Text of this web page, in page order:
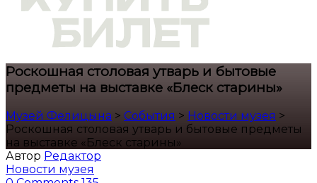
Роскошная столовая утварь и бытовые
предметы на выставке «Блеск старины»
Музей Фелицына > События > Новости музея >
Роскошная столовая утварь и бытовые предметы
на выставке «Блеск старины»
Автор Редактор
Новости музея